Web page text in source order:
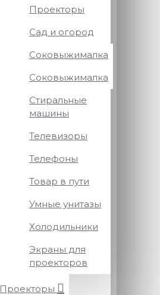
Проекторы
Сад и огород
Соковыжималка
Соковыжималка
Стиральные
машины
Телевизоры
Телефоны
Товар в пути
Умные унитазы
Холодильники
Экраны для
проекторов
Проекторы